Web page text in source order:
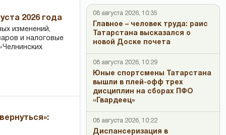
2026 года
изменений,
и налоговые
08 августа 2026, 10:35
Главное – человек труда: раис
Татарстана высказался о
новой Доске почета
08 августа 2026, 10:29
Юные спортсмены Татарстана
вышли в плей-офф трех
дисциплин на сборах ПФО
«Гвардеец»
08 августа 2026, 10:22
Диспансеризация в